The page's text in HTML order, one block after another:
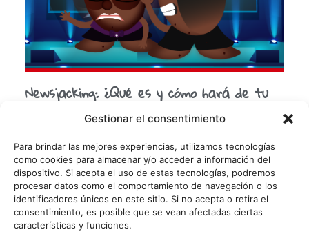
Gestionar el consentimiento
Para brindar las mejores experiencias, utilizamos tecnologías
como cookies para almacenar y/o acceder a información del
dispositivo. Si acepta el uso de estas tecnologías, podremos
procesar datos como el comportamiento de navegación o los
identificadores únicos en este sitio. Si no acepta o retira el
consentimiento, es posible que se vean afectadas ciertas
características y funciones.
Newsjacking: ¿Qué es y cómo hará de tu
marca un éxito?
newsjacking parece ofrecer la solución que cualquier
marca está buscando. Por eso, si estas
© Sr. Potato 2026